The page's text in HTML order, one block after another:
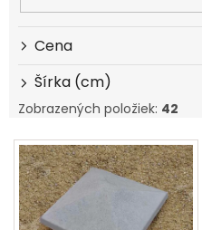
v
Cena
Šírka (cm)
Zobrazených položiek: 42
V
p